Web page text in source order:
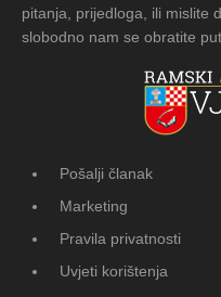
pitanja, prijedloga, ili mislite
slobodno nam se obratite
Pošalji članak
Marketing
Pravila privatnosti
Uvjeti korištenja